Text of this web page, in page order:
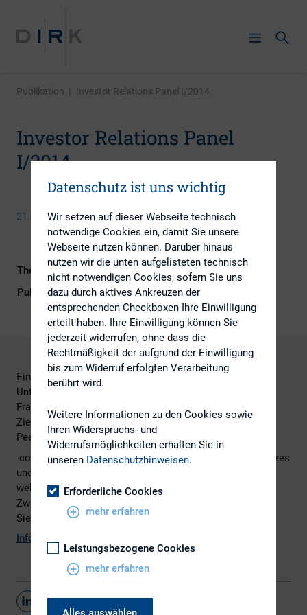
Publikation | Investor Relations Panel I/2014
Investor Relations Panel
I/2014
21. Mai 2014
Themengebiet
IR-Kompetenz
Publikationsform
Externe Publikationen
Ein Benchmarking der IR-Aktivitäten kann einem
Unternehmen je nach Zielrichtung Antworten liefern auf
Fragen wie: Wo stehen wir mit unserer IR-Arbeit? Welche
Ziele wollen wir künftig erreichen? Was machen unsere
Peers und wo können wir vielleicht von ihnen lernen?
cometis hat IR-Verantwortliche aus allen deutschen Indizes
und weiteren Aktiengesellschaften gefragt, ob und in
welcher Form sie sich „benchmarken“ und zu welchem
Zweck dies geschieht. Die Ergebnisse der Umfrage lesen
Sie im aktuellenIR-Panel.
Infografik
Teilen
Datenschutz ist uns wichtig
Wir setzen auf dieser Webseite technisch
notwendige Cookies ein, damit Sie unsere
Webseite nutzen können. Darüber hinaus
nutzen wir die unten aufgelisteten technisch
nicht notwendigen Cookies, sofern Sie uns
dazu durch aktives Ankreuzen der
entsprechenden Checkboxen Ihre Einwilligung
erteilt haben. Ihre Einwilligung können Sie
jederzeit widerrufen, ohne dass die
Rechtmäßigkeit der aufgrund der Einwilligung
bis zum Widerruf erfolgten Verarbeitung
berührt wird.
Weitere Informationen zu den Cookies sowie
Ihren Widerspruchs- und
Widerrufsmöglichkeiten erhalten Sie in
unseren Datenschutzhinweisen.
Erforderliche Cookies
mehr erfahren
Leistungsbezogene Cookies
mehr erfahren